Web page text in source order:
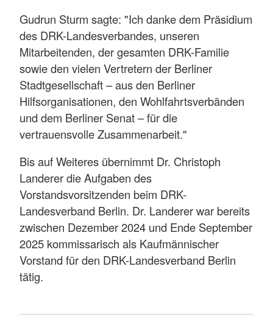
Gudrun Sturm sagte: "Ich danke dem Präsidium
des DRK-Landesverbandes, unseren
Mitarbeitenden, der gesamten DRK-Familie
sowie den vielen Vertretern der Berliner
Stadtgesellschaft – aus den Berliner
Hilfsorganisationen, den Wohlfahrtsverbänden
und dem Berliner Senat – für die
vertrauensvolle Zusammenarbeit."
Bis auf Weiteres übernimmt Dr. Christoph
Landerer die Aufgaben des
Vorstandsvorsitzenden beim DRK-
Landesverband Berlin. Dr. Landerer war bereits
zwischen Dezember 2024 und Ende September
2025 kommissarisch als Kaufmännischer
Vorstand für den DRK-Landesverband Berlin
tätig.